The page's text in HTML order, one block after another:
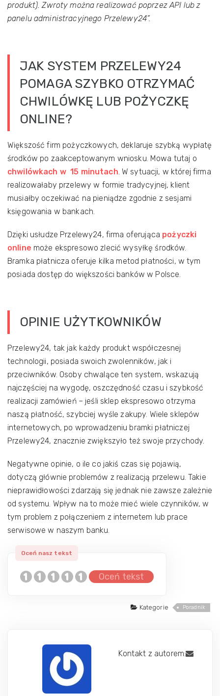
produkt). Zwroty można realizować poprzez API lub z
panelu administracyjnego Przelewy24”.
JAK SYSTEM PRZELEWY24
POMAGA SZYBKO OTRZYMAĆ
CHWILÓWKĘ LUB POŻYCZKĘ
ONLINE?
Większość firm pożyczkowych, deklaruje szybką wypłatę
środków po zaakceptowanym wniosku. Mowa tutaj o
chwilówkach w 15 minutach. W sytuacji, w której firma
realizowałaby przelewy w formie tradycyjnej, klient
musiałby oczekiwać na pieniądze zgodnie z sesjami
księgowania w bankach.
Dzięki usłudze Przelewy24, firma oferująca pożyczki
online może ekspresowo zlecić wysyłkę środków.
Bramka płatnicza oferuje kilka metod płatności, w tym
posiada dostęp do większości banków w Polsce.
OPINIE UŻYTKOWNIKÓW
Przelewy24, tak jak każdy produkt współczesnej
technologii, posiada swoich zwolenników, jak i
przeciwników. Osoby chwalące ten system, wskazują
najczęściej na wygodę, oszczędność czasu i szybkość
realizacji zamówień – jeśli sklep ekspresowo otrzyma
naszą płatność, szybciej wyśle zakupy. Wiele sklepów
internetowych, po wprowadzeniu bramki płatniczej
Przelewy24, znacznie zwiększyło też swoje przychody.
Negatywne opinie, o ile co jakiś czas się pojawią,
dotyczą głównie problemów z realizacją przelewu. Takie
nieprawidłowości zdarzają się jednak nie zawsze zależnie
od systemu. Wpływ na to może mieć wiele czynników, w
tym problem z połączeniem z internetem lub prace
serwisowe w naszym banku.
Oceń tekst
Kategorie Poradnik
Kontakt z autorem: